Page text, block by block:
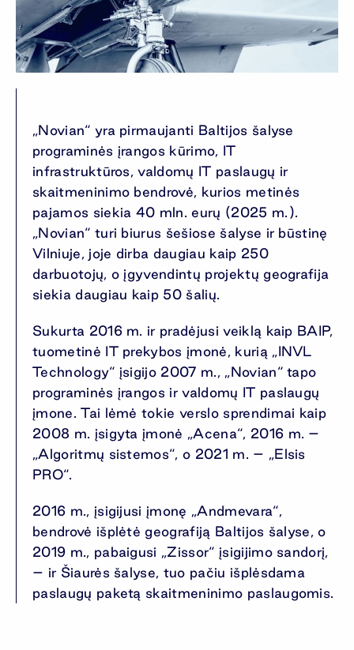
„Novian“ yra pirmaujanti Baltijos šalyse
programinės įrangos kūrimo, IT
infrastruktūros, valdomų IT paslaugų ir
skaitmeninimo bendrovė, kurios metinės
pajamos siekia 40 mln. eurų (2025 m.).
„Novian“ turi biurus šešiose šalyse ir būstinę
Vilniuje, joje dirba daugiau kaip 250
darbuotojų, o įgyvendintų projektų geografija
siekia daugiau kaip 50 šalių.
Sukurta 2016 m. ir pradėjusi veiklą kaip BAIP,
tuometinė IT prekybos įmonė, kurią „INVL
Technology“ įsigijo 2007 m., „Novian“ tapo
programinės įrangos ir valdomų IT paslaugų
įmone. Tai lėmė tokie verslo sprendimai kaip
2008 m. įsigyta įmonė „Acena“, 2016 m. –
„Algoritmų sistemos“, o 2021 m. – „Elsis
PRO“.
2016 m., įsigijusi įmonę „Andmevara“,
bendrovė išplėtė geografiją Baltijos šalyse, o
2019 m., pabaigusi „Zissor“ įsigijimo sandorį,
– ir Šiaurės šalyse, tuo pačiu išplėsdama
paslaugų paketą skaitmeninimo paslaugomis.